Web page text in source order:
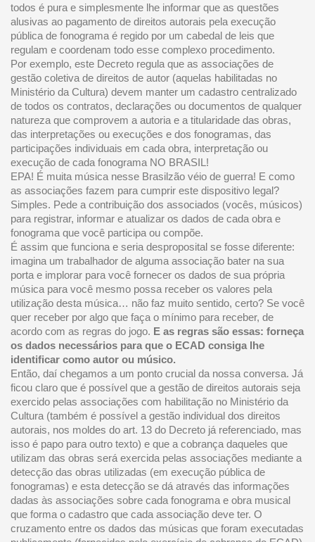
todos é pura e simplesmente lhe informar que as questões
alusivas ao pagamento de direitos autorais pela execução
pública de fonograma é regido por um cabedal de leis que
regulam e coordenam todo esse complexo procedimento.
Por exemplo, este Decreto regula que as associações de
gestão coletiva de direitos de autor (aquelas habilitadas no
Ministério da Cultura) devem manter um cadastro centralizado
de todos os contratos, declarações ou documentos de qualquer
natureza que comprovem a autoria e a titularidade das obras,
das interpretações ou execuções e dos fonogramas, das
participações individuais em cada obra, interpretação ou
execução de cada fonograma NO BRASIL!
EPA! É muita música nesse Brasilzão véio de guerra! E como
as associações fazem para cumprir este dispositivo legal?
Simples. Pede a contribuição dos associados (vocês, músicos)
para registrar, informar e atualizar os dados de cada obra e
fonograma que você participa ou compõe.
É assim que funciona e seria desproposital se fosse diferente:
imagina um trabalhador de alguma associação bater na sua
porta e implorar para você fornecer os dados de sua própria
música para você mesmo possa receber os valores pela
utilização desta música… não faz muito sentido, certo? Se você
quer receber por algo que faça o mínimo para receber, de
acordo com as regras do jogo. E as regras são essas: forneça
os dados necessários para que o ECAD consiga lhe
identificar como autor ou músico.
Então, daí chegamos a um ponto crucial da nossa conversa. Já
ficou claro que é possível que a gestão de direitos autorais seja
exercido pelas associações com habilitação no Ministério da
Cultura (também é possível a gestão individual dos direitos
autorais, nos moldes do art. 13 do Decreto já referenciado, mas
isso é papo para outro texto) e que a cobrança daqueles que
utilizam das obras será exercida pelas associações mediante a
detecção das obras utilizadas (em execução pública de
fonogramas) e esta detecção se dá através das informações
dadas às associações sobre cada fonograma e obra musical
que forma o cadastro que cada associação deve ter. O
cruzamento entre os dados das músicas que foram executadas